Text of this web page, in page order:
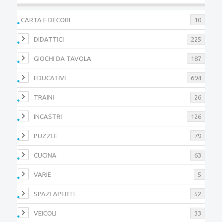
CARTA E DECORI 10
DIDATTICI 225
GIOCHI DA TAVOLA 187
EDUCATIVI 694
TRAINI 26
INCASTRI 126
PUZZLE 79
CUCINA 63
VARIE 5
SPAZI APERTI 52
VEICOLI 33